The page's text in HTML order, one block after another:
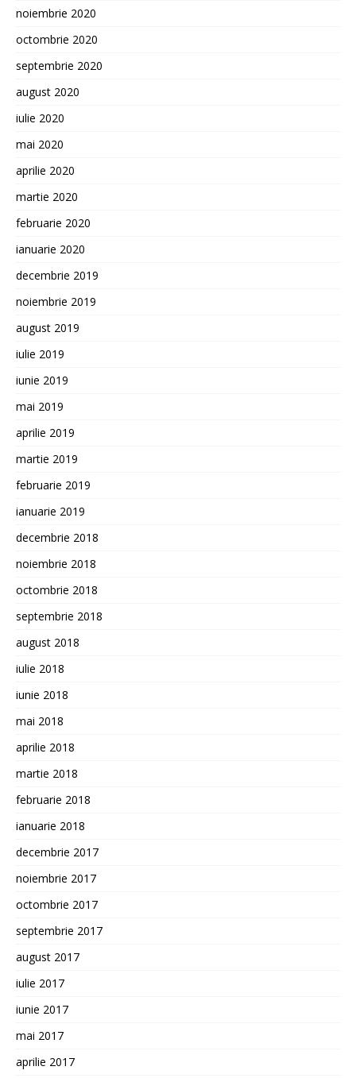
noiembrie 2020
octombrie 2020
septembrie 2020
august 2020
iulie 2020
mai 2020
aprilie 2020
martie 2020
februarie 2020
ianuarie 2020
decembrie 2019
noiembrie 2019
august 2019
iulie 2019
iunie 2019
mai 2019
aprilie 2019
martie 2019
februarie 2019
ianuarie 2019
decembrie 2018
noiembrie 2018
octombrie 2018
septembrie 2018
august 2018
iulie 2018
iunie 2018
mai 2018
aprilie 2018
martie 2018
februarie 2018
ianuarie 2018
decembrie 2017
noiembrie 2017
octombrie 2017
septembrie 2017
august 2017
iulie 2017
iunie 2017
mai 2017
aprilie 2017